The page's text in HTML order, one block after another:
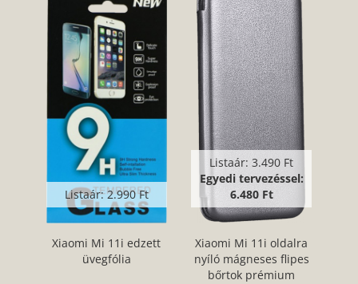
Listaár:2.990 Ft
Xiaomi Mi 11i edzett
üvegfólia
Listaár:3.490 Ft
Egyedi tervezéssel:
6.480 Ft
Xiaomi Mi 11i oldalra
nyíló mágneses flipes
bőrtok prémium